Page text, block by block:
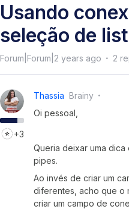
Usando
seleção de
Forum|Forum|2 years ago 2
+3
Thassia Brainy
Oi pessoal,
Queria deixar uma
pipes.
Ao invés de criar um
diferentes, acho que o
criar um campo de